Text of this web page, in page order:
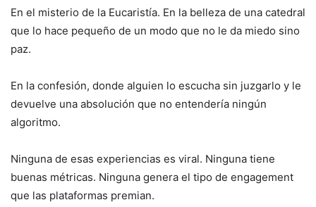
En el misterio de la Eucaristía. En la belleza de una catedral
que lo hace pequeño de un modo que no le da miedo sino
paz.
En la confesión, donde alguien lo escucha sin juzgarlo y le
devuelve una absolución que no entendería ningún
algoritmo.
Ninguna de esas experiencias es viral. Ninguna tiene
buenas métricas. Ninguna genera el tipo de engagement
que las plataformas premian.